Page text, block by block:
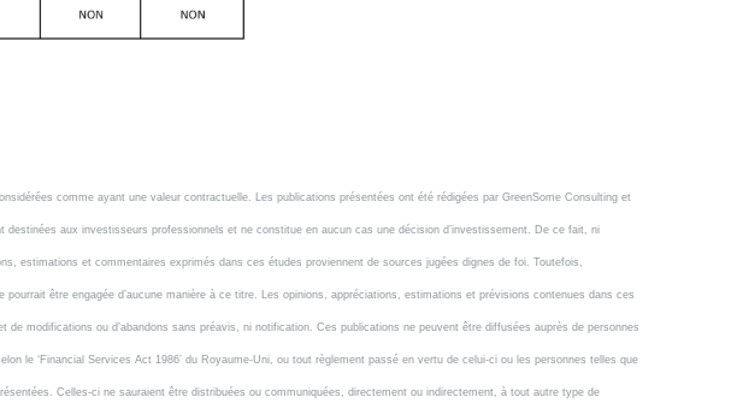
comme ayant une valeur contractuelle. Les publications présentées ont été rédigées par GreenSome Consulting et
aux investisseurs professionnels et ne constitue en aucun cas une décision d’investissement. De ce fait, ni
estimations et commentaires exprimés dans ces études proviennent de sources jugées dignes de foi. Toutefois,
être engagée d’aucune manière à ce titre. Les opinions, appréciations, estimations et prévisions contenues dans ces
modifications ou d’abandons sans préavis, ni notification. Ces publications ne peuvent être diffusées auprès de personnes
le ‘Financial Services Act 1986’ du Royaume-Uni, ou tout règlement passé en vertu de celui-ci ou les personnes telles que
Celles-ci ne sauraient être distribuées ou communiquées, directement ou indirectement, à tout autre type de